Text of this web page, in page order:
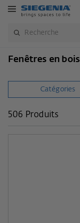
Fenêtres en bois
Catégories
506 Produits